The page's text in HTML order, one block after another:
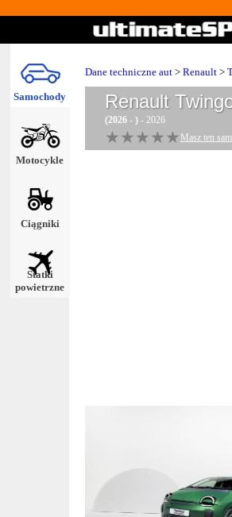
Samochody
Motocykle
Ciągniki
Statki
powietrzne
Dane techniczne aut > Renault >
Renault
(2026 - ) - 2026
★★★★★
★★★★★ Masz ten